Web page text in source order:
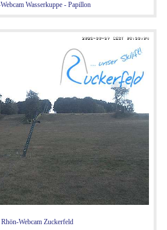
Wasserkuppe - Papillon
Rhön-Webcam Zuckerfeld